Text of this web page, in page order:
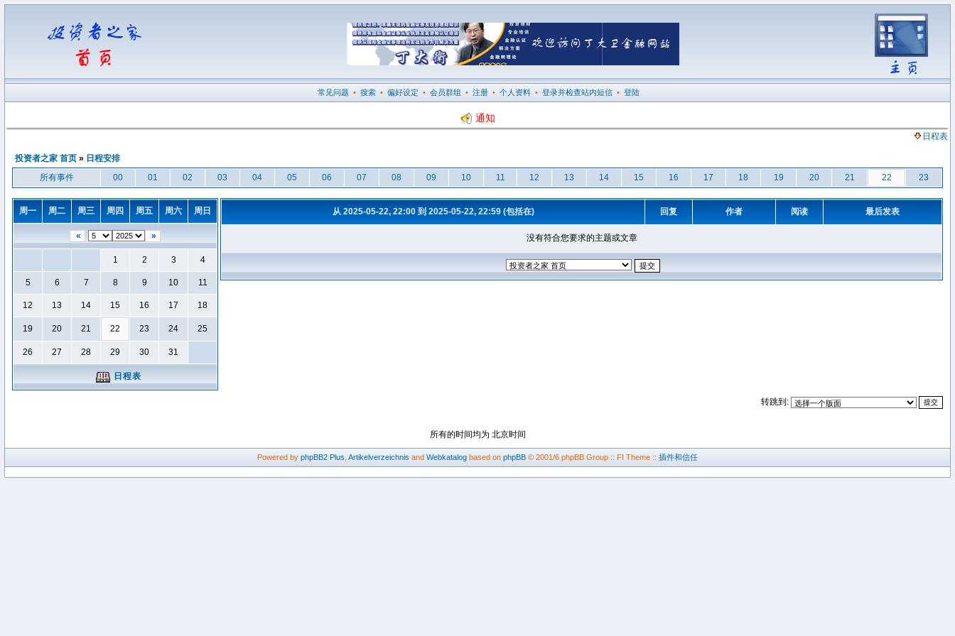
常见问题 • 搜索 • 偏好设定 • 会员群组 • 注册 • 个人资料 • 登录并检查站内短信 • 登陆
通知
日程表
投资者之家 首页 » 日程安排
所有事件
00 01 02 03 04 05 06 07 08 09 10 11 12 13 14 15 16 17 18 19 20 21 22 23
周一 周二 周三 周四 周五 周六 周日
« »
1 2 3 4
5 6 7 8 9 10 11
12 13 14 15 16 17 18
19 20 21 22 23 24 25
26 27 28 29 30 31
日程表
从 2025-05-22, 22:00 到 2025-05-22, 22:59 (包括在) 回复 作者 阅读 最后发表
没有符合您要求的主题或文章
转跳到:
所有的时间均为 北京时间
Powered by phpBB2 Plus Artikelverzeichnis and Webkatalog based on phpBB © 2001/6 phpBB Group :: FI Theme :: 插件和信任